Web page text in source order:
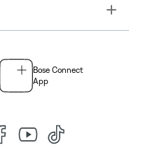
Toggle
Bose Connect
App